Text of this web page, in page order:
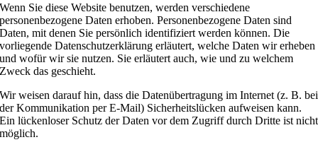
Wenn Sie diese Website benutzen, werden verschiedene
personenbezogene Daten erhoben. Personenbezogene Daten sind
Daten, mit denen Sie persönlich identifiziert werden können. Die
vorliegende Datenschutzerklärung erläutert, welche Daten wir erheben
und wofür wir sie nutzen. Sie erläutert auch, wie und zu welchem
Zweck das geschieht.
Wir weisen darauf hin, dass die Datenübertragung im Internet (z. B. bei
der Kommunikation per E-Mail) Sicherheitslücken aufweisen kann.
Ein lückenloser Schutz der Daten vor dem Zugriff durch Dritte ist nicht
möglich.